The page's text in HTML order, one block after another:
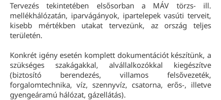
Tervezés tekintetében elsősorban a MÁV törzs- ill.
mellékhálózatán, iparvágányok, ipartelepek vasúti terveit,
kisebb mértékben utakat tervezünk, az ország teljes
területén.
Konkrét igény esetén komplett dokumentációt készítünk, a
szükséges szakágakkal, alvállalkozókkal kiegészítve
(biztosító berendezés, villamos felsővezeték,
forgalomtechnika, víz, szennyvíz, csatorna, erős-, illetve
gyengeáramú hálózat, gázellátás).